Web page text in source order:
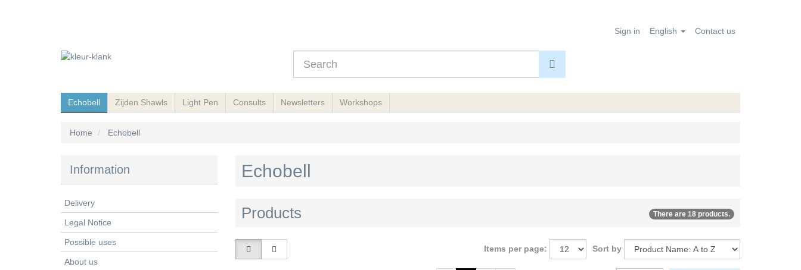
Sign in English Contact us
Echobell Zijden Shawls Light Pen Consults Newsletters Workshops
Home Echobell
Information
Delivery
Legal Notice
Possible uses
About us
Echobell
Products There are 18 products.
Sort by
Items per page: